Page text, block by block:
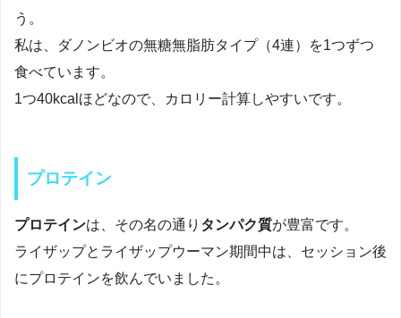
う。
私は、ダノンビオの無糖無脂肪タイプ（4連）を1つずつ
食べています。
1つ40kcalほどなので、カロリー計算しやすいです。
プロテイン
プロテインは、その名の通り タンパク質が豊富です。
ライザップとライザップウーマン期間中は、セッション後
にプロテインを飲んでいました。